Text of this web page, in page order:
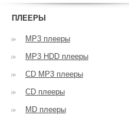
ПЛЕЕРЫ
MP3 плееры
MP3 HDD плееры
CD MP3 плееры
CD плееры
MD плееры